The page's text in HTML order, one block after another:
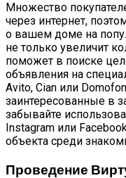
Множество
через интернет,
о вашем доме на
не только увеличит
поможет в поиске
объявления на
Avito, Cian или
заинтересованные в
забывайте
Instagram или
объекта среди
Проведение